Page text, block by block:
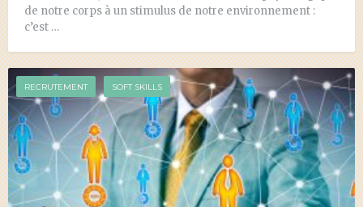
de notre corps à un stimulus de notre environnement :
c’est …
RECRUTEMENT SOFT SKILLS